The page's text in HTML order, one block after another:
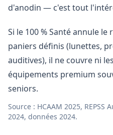
d'anodin — c'est tout
Si le 100 % Santé annule
paniers définis (lunettes,
auditives), il ne couvre ni
équipements premium
seniors.
Source : HCAAM 2025, REPSS
2024, données 2024.